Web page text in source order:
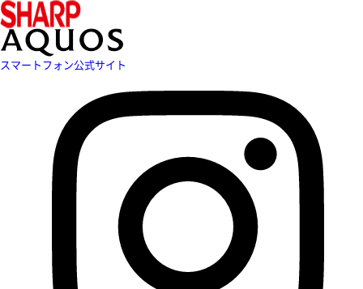
スマートフォン公式サイト